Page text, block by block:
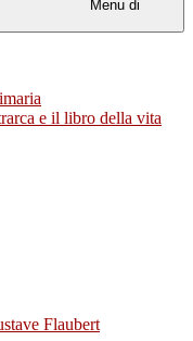
Menu di
e il libro della vita
Flaubert